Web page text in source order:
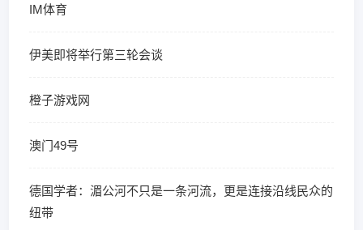
IM体育
伊美即将举行第三轮会谈
橙子游戏网
澳门49号
德国学者：湄公河不只是一条河流，更是连接沿线民众的
纽带